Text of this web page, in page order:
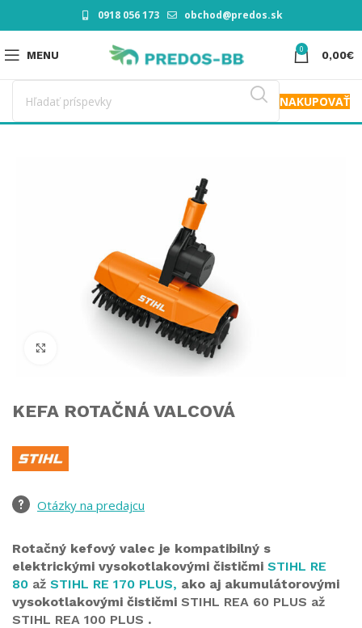
0918 056 173 obchod@predos.sk
MENU 0 0,00€
NAKUPOVAŤ
KEFA ROTAČNÁ VALCOVÁ
Otázky na predajcu
Rotačný kefový valec je kompatibilný s
elektrickými vysokotlakovými čističmi STIHL RE
80 až STIHL RE 170 PLUS, ako aj akumulátorovými
vysokotlakovými čističmi STIHL REA 60 PLUS až
STIHL REA 100 PLUS .